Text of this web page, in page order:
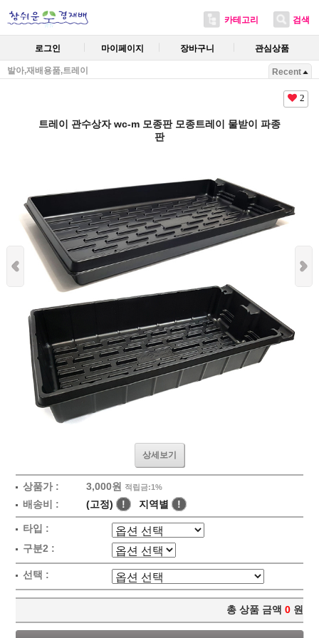
카테고리 검색
로그인 마이페이지 장바구니 관심상품
발아,재배용품,트레이 Recent
2
트레이 관수상자 wc-m 모종판 모종트레이 물받이 파종
판
상세보기
상품가 : 3,000원 적립금:1%
배송비 : (고정) ! 지역별 !
타입 :
구분2 :
선택 :
총 상품 금액 0 원